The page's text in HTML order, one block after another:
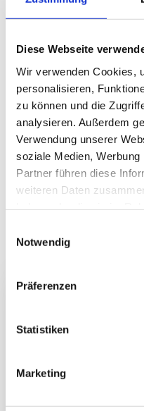
Diese Webseite
Wir verwenden Cookies,
personalisieren,
zu können und die
analysieren. Außerdem
Verwendung unserer
soziale Medien,
Partner führen diese
weiteren Daten
Notwendig
Präferenzen
Statistiken
Marketing
möchte. Zur
Kooperationspartner:
Hanau, muslimische
die DEXT-Fachstelle
KUZ und Menschen
Wo: Congress-Park
BERICHT FOLGT